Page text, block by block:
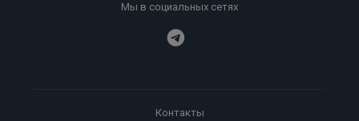
Мы в социальных сетях
Контакты